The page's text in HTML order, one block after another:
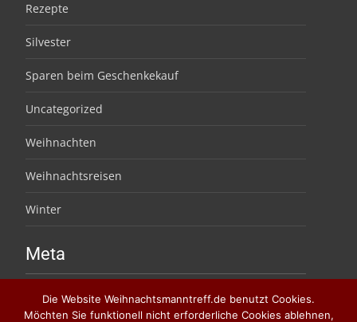
Rezepte
Silvester
Sparen beim Geschenkekauf
Uncategorized
Weihnachten
Weihnachtsreisen
Winter
Meta
Die Website Weihnachtsmanntreff.de benutzt Cookies.
Möchten Sie funktionell nicht erforderliche Cookies ablehnen,